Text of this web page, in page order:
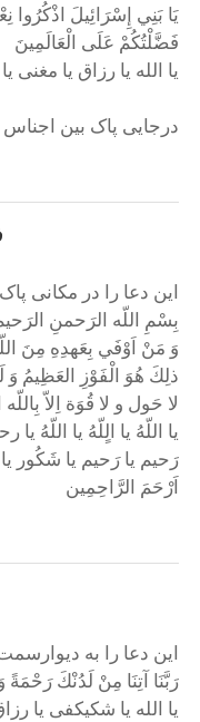
يَا بَنِي إِسْرَائِيلَ اذْكُرُوا
فَضَّلْتُكُمْ عَلَى الْعَالَمِينَ
یا الله یا رزاق یا مغنی
درجایی پاک بین اجناس
این دعا را در مکانی
بِسْمِ اللّه الرَحمنِ
وَ مَنْ اَوْفَي بِعَهدِهِ مِنَ
ذلِكَ هُوَ الْفَوْزِ العَظِيمُ وَ
لا حَول و لا قُوَة اِلاّ
يا اللّهُ يا الٍلّهُ يا اللّهُ
رَحيم يا رَحيم يا شَكُور
اَرْحَمَ الرَّاحِمِين
این دعا را به
رَبَّنَا آتِنَا مِنْ لَدُنْكَ رَحْمَةً
یا الله یا شکیکفی یا